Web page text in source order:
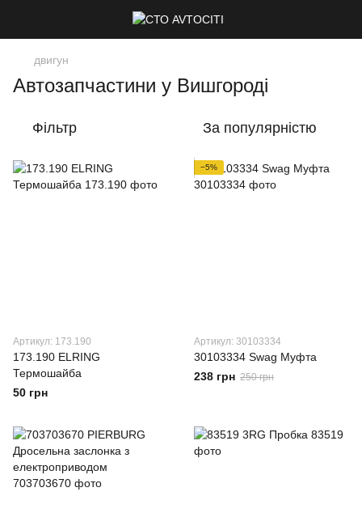
двигун
Автозапчастини у Вишгороді
Фільтр За популярністю
Артикул: 173.190
173.190 ELRING
Термошайба
50 грн
−5%
Артикул: 30103334
30103334 Swag Муфта
238 грн 250 грн